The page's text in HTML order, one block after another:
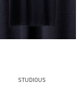
STUDIOUS